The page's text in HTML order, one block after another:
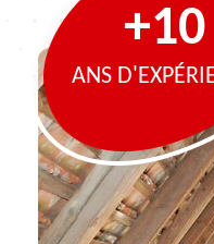
+10
ANS